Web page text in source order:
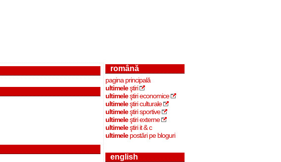
română
pagina principală
ultimeleştiri
ultimeleştiri economice
ultimeleştiri culturale
ultimeleştiri sportive
ultimeleştiri externe
ultimeleştiri it & c
ultimelepostări pe bloguri
english